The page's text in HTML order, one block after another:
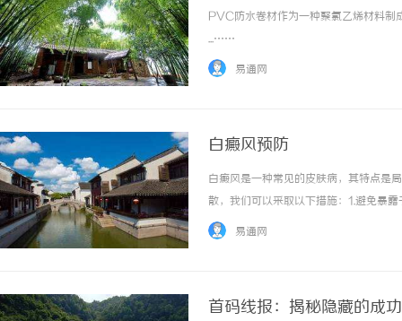
PVC防水卷材作为一种聚氯乙烯材料制
...……
易通网
白癜风预防
白癜风是一种常见的皮肤病，其特点是
散，我们可以采取以下措施：1.避免暴
阳光，使用防晒霜，并在阳光强烈的时
易通网
首码线报：揭秘隐藏的成